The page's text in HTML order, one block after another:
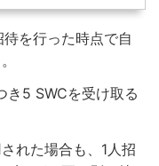
を行った時点で自
き5 SWCを受け取る
れた場合も、1人招